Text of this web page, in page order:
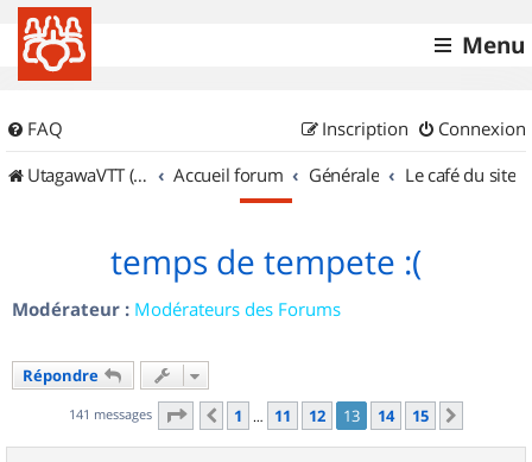
Menu
FAQ Connexion
Inscription
UtagawaVTT (Randos VTT et VTTAE avec traces GPS)
Accueil forum Générale Le café du site
temps de tempete :(
Modérateur : Modérateurs des Forums
Répondre
141 messages Page 13 sur15
Précédent
1 … 11 12 13 14 15